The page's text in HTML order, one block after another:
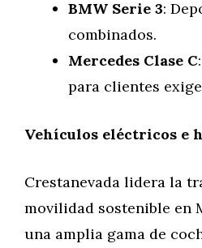
BMW Serie 3:
combinados.
Mercedes Clase C
para clientes
Vehículos eléctricos e
Crestanevada lidera la
movilidad sostenible en
una amplia gama de